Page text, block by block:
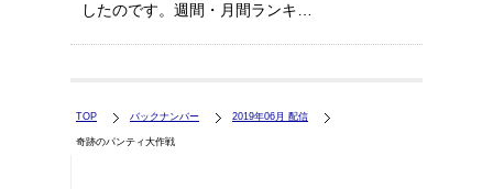
したのです。週間・月間ランキ…
TOP バックナンバー 2019年06月 配信
奇跡のパンティ大作戦